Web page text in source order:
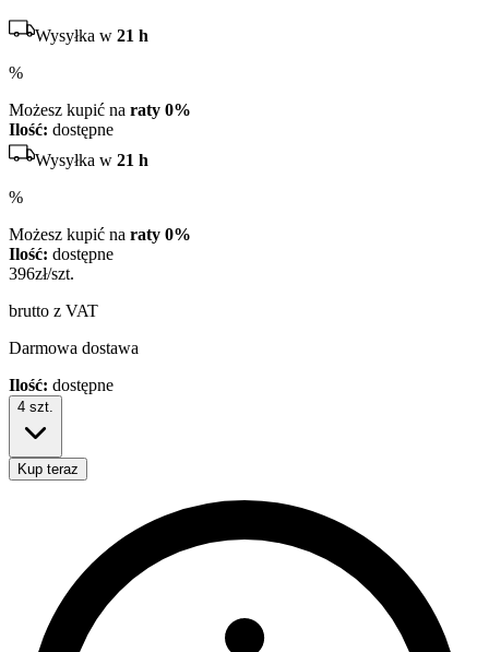
Wysyłka w 21 h
%
Możesz kupić na raty 0%
Ilość: dostępne
Wysyłka w 21 h
%
Możesz kupić na raty 0%
Ilość: dostępne
396zł/szt.
brutto z VAT
Darmowa dostawa
Ilość: dostępne
4 szt.
Kup teraz